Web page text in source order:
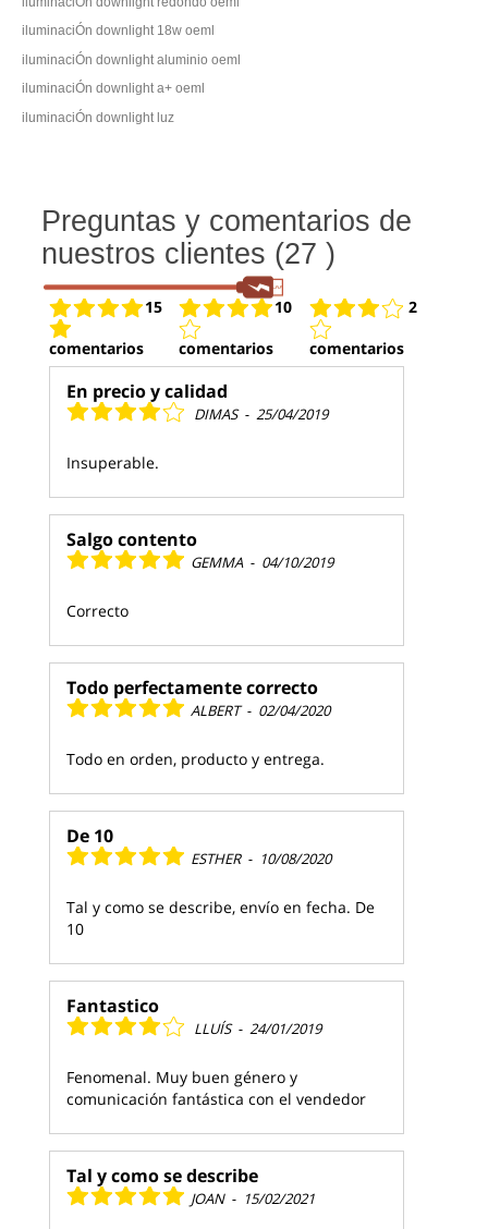
iluminaciÓn downlight 18w oeml
iluminaciÓn downlight aluminio oeml
iluminaciÓn downlight a+ oeml
iluminaciÓn downlight luz
Preguntas y comentarios de
nuestros clientes (27 )
15
comentarios
10
comentarios
2
comentarios
En precio y calidad
DIMAS - 25/04/2019
Insuperable.
Salgo contento
GEMMA - 04/10/2019
Correcto
Todo perfectamente correcto
ALBERT - 02/04/2020
Todo en orden, producto y entrega.
De 10
ESTHER - 10/08/2020
Tal y como se describe, envío en fecha. De
10
Fantastico
LLUÍS - 24/01/2019
Fenomenal. Muy buen género y
comunicación fantástica con el vendedor
Tal y como se describe
JOAN - 15/02/2021